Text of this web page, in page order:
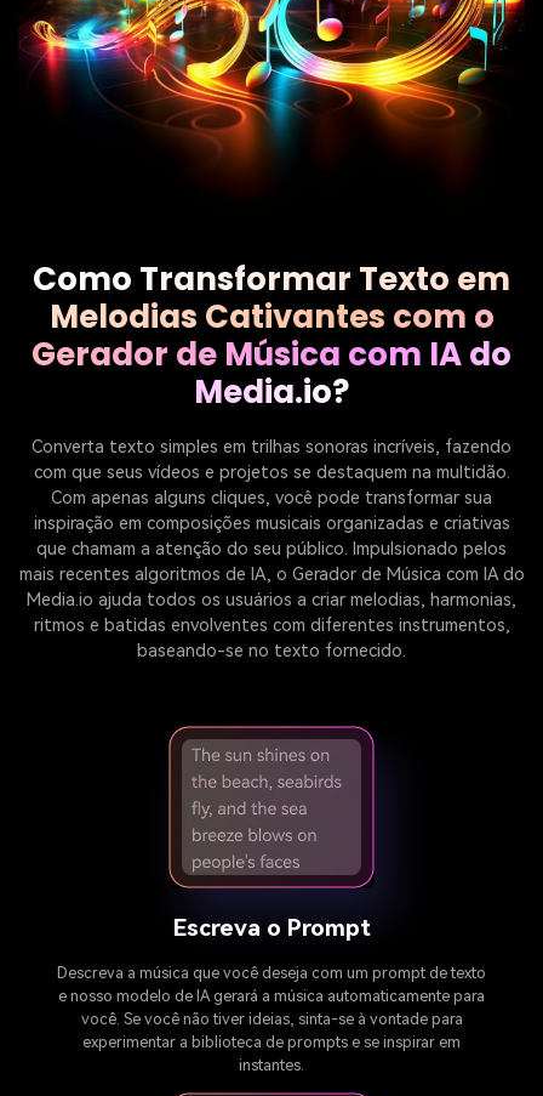
Como Transformar Texto em
Melodias Cativantes com o
Gerador de Música com IA do
Media.io?
Converta texto simples em trilhas sonoras incríveis, fazendo
com que seus vídeos e projetos se destaquem na multidão.
Com apenas alguns cliques, você pode transformar sua
inspiração em composições musicais organizadas e criativas
que chamam a atenção do seu público. Impulsionado pelos
mais recentes algoritmos de IA, o Gerador de Música com IA do
Media.io ajuda todos os usuários a criar melodias, harmonias,
ritmos e batidas envolventes com diferentes instrumentos,
baseando-se no texto fornecido.
Escreva o Prompt
Descreva a música que você deseja com um prompt de texto
e nosso modelo de IA gerará a música automaticamente para
você. Se você não tiver ideias, sinta-se à vontade para
experimentar a biblioteca de prompts e se inspirar em
instantes.